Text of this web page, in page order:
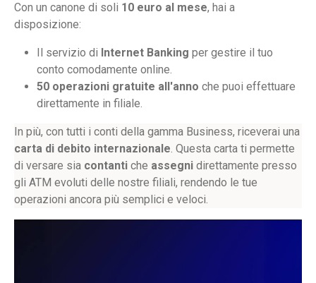
Con un canone di soli 10 euro al mese, hai a
disposizione:
Il servizio di Internet Banking per gestire il tuo
conto comodamente online.
50 operazioni gratuite all'anno che puoi effettuare
direttamente in filiale.
In più, con tutti i conti della gamma Business, riceverai una
carta di debito internazionale. Questa carta ti permette
di versare sia contanti che assegni direttamente presso
gli ATM evoluti delle nostre filiali, rendendo le tue
operazioni ancora più semplici e veloci.